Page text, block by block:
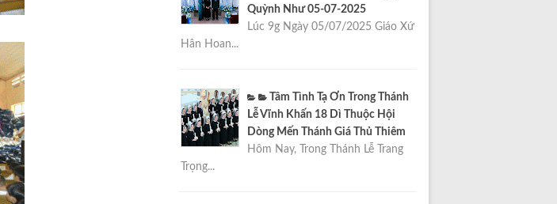
Quỳnh Như 05-07-2025
Lúc 9g Ngày 05/07/2025 Giáo Xứ
Hân Hoan...
Tâm Tình Tạ Ơn Trong Thánh
Lễ Vĩnh Khấn 18 Dì Thuộc Hội
Dòng Mến Thánh Giá Thủ Thiêm
Hôm Nay, Trong Thánh Lễ Trang
Trọng...